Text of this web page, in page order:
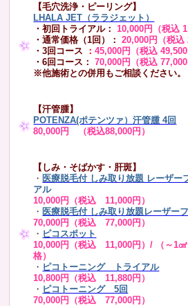
【毛穴洗浄・ピーリング】
LHALA JET（ララジェット）
・初回トライアル： 10,000円（税込
・通常価格（1回）：
20,000円（税込
・3回コース ：45,000円（税込 49,500
・6回コース：
70,000円（税込 77,000
※他施術との併用もご相談ください。
【汗管腫】
POTENZA(ポテンツァ）汗管腫 4回
80,000円 （税込88,000円）
【しみ・そばかす・肝斑】
・ 医療脱毛付 しみ取り放題 レーザー
アル
10,000円（税込 11,000円）
・ 医療脱毛付 しみ取り放題レーザー
70,000円（税込 77,000円）
・ ピコスポット
10,000円（税込 11,000円）/ （～1
格）
・ ピコトーニング トライアル
10,800円（税込 11,880円）
・ ピコトーニング 5回
70,000円（税込 77,000円）